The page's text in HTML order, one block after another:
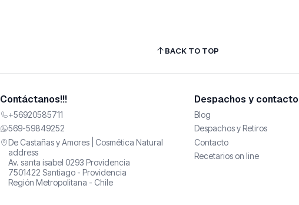
BACK TO TOP
Contáctanos!!!
+56920585711
569-59849252
De Castañas y Amores | Cosmética Natural
address
Av. santa isabel 0293 Providencia
7501422 Santiago - Providencia
Región Metropolitana - Chile
Despachos y contacto
Blog
Despachos y Retiros
Contacto
Recetarios on line